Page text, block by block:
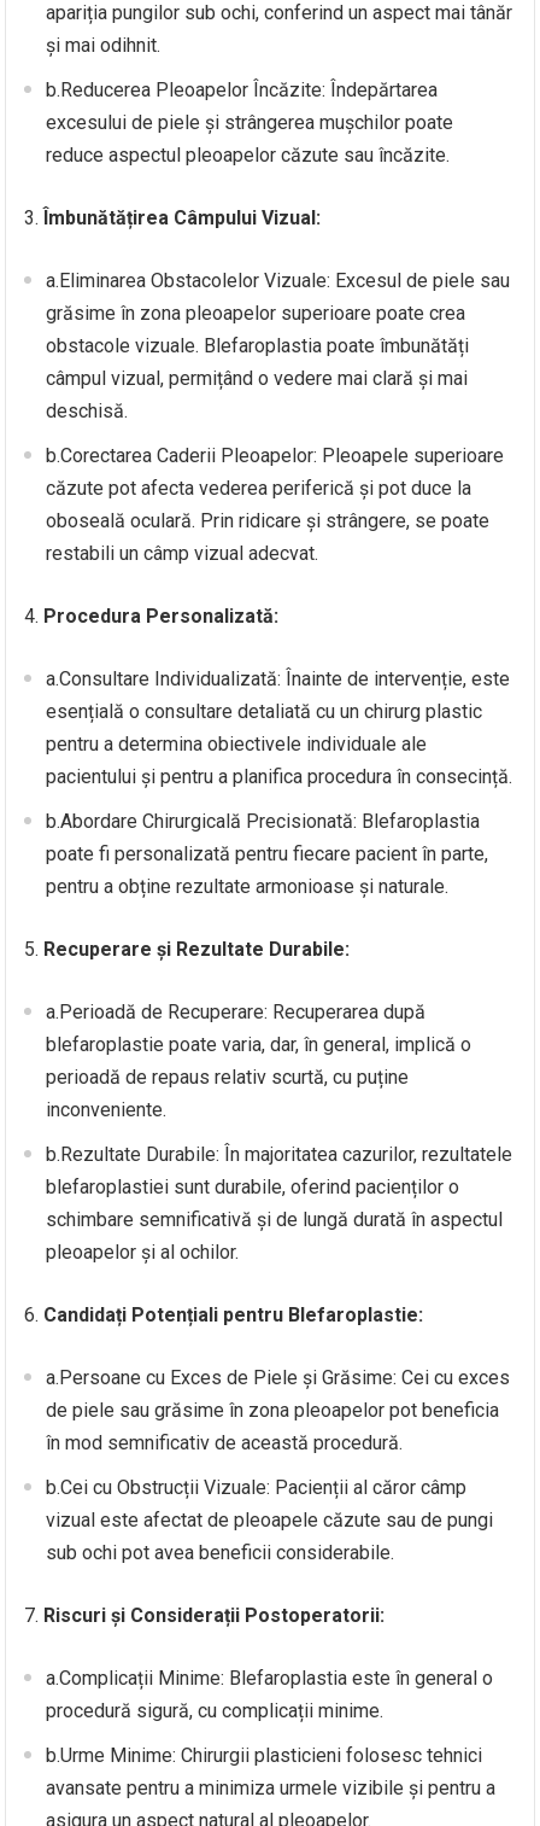
apariția pungilor sub ochi, conferind un aspect mai tânăr
și mai odihnit.
b.Reducerea Pleoapelor Încăzite: Îndepărtarea
excesului de piele și strângerea mușchilor poate
reduce aspectul pleoapelor căzute sau încăzite.
3. Îmbunătățirea Câmpului Vizual:
a.Eliminarea Obstacolelor Vizuale: Excesul de piele sau
grăsime în zona pleoapelor superioare poate crea
obstacole vizuale. Blefaroplastia poate îmbunătăți
câmpul vizual, permițând o vedere mai clară și mai
deschisă.
b.Corectarea Caderii Pleoapelor: Pleoapele superioare
căzute pot afecta vederea periferică și pot duce la
oboseală oculară. Prin ridicare și strângere, se poate
restabili un câmp vizual adecvat.
4. Procedura Personalizată:
a.Consultare Individualizată: Înainte de intervenție, este
esențială o consultare detaliată cu un chirurg plastic
pentru a determina obiectivele individuale ale
pacientului și pentru a planifica procedura în consecință.
b.Abordare Chirurgicală Precisionată: Blefaroplastia
poate fi personalizată pentru fiecare pacient în parte,
pentru a obține rezultate armonioase și naturale.
5. Recuperare și Rezultate Durabile:
a.Perioadă de Recuperare: Recuperarea după
blefaroplastie poate varia, dar, în general, implică o
perioadă de repaus relativ scurtă, cu puține
inconveniente.
b.Rezultate Durabile: În majoritatea cazurilor, rezultatele
blefaroplastiei sunt durabile, oferind pacienților o
schimbare semnificativă și de lungă durată în aspectul
pleoapelor și al ochilor.
6. Candidați Potențiali pentru Blefaroplastie:
a.Persoane cu Exces de Piele și Grăsime: Cei cu exces
de piele sau grăsime în zona pleoapelor pot beneficia
în mod semnificativ de această procedură.
b.Cei cu Obstrucții Vizuale: Pacienții al căror câmp
vizual este afectat de pleoapele căzute sau de pungi
sub ochi pot avea beneficii considerabile.
7. Riscuri și Considerații Postoperatorii:
a.Complicații Minime: Blefaroplastia este în general o
procedură sigură, cu complicații minime.
b.Urme Minime: Chirurgii plasticieni folosesc tehnici
avansate pentru a minimiza urmele vizibile și pentru a
asigura un aspect natural al pleoapelor.